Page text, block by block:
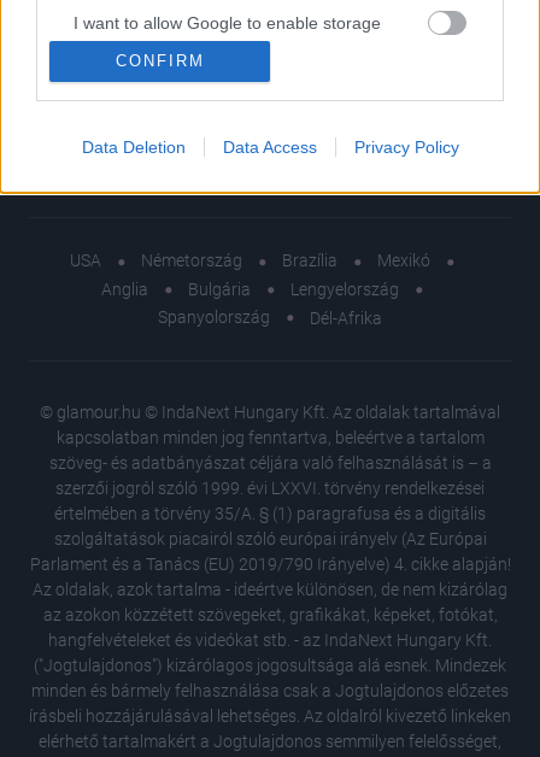
I want to allow Google to enable storage
related to functionality of the website or app.
I want to allow Google to enable storage
related to security, including authentication
user protection.
CONFIRM
Data Deletion Data Access Privacy Policy
Impresszum
Felhasználási feltételek
Előfizetés
Kapcsolat
RSS
USA Németország Brazília
Mexikó
Anglia
Bulgária
Lengyelország
Spanyolország
Dél-Afrika
© glamour.hu © IndaNext Hungary Kft. Az oldalak tartalmával
kapcsolatban minden jog fenntartva, beleértve a tartalom
szöveg- és adatbányászat céljára való felhasználását is – a
szerzői jogról szóló 1999. évi LXXVI. törvény rendelkezései
értelmében a törvény 35/A. § (1) paragrafusa és a digitális
szolgáltatások piacairól szóló európai irányelv (Az Európai
Parlament és a Tanács (EU) 2019/790 Irányelve) 4. cikke alapján!
Az oldalak, azok tartalma - ideértve különösen, de nem kizárólag
az azokon közzétett szövegeket, grafikákat, képeket, fotókat,
hangfelvételeket és videókat stb. - az IndaNext Hungary Kft.
("Jogtulajdonos") kizárólagos jogosultsága alá esnek. Mindezek
minden és bármely felhasználása csak a Jogtulajdonos előzetes
írásbeli hozzájárulásával lehetséges. Az oldalról kivezető linkeken
elérhető tartalmakért a Jogtulajdonos semmilyen felelősséget,